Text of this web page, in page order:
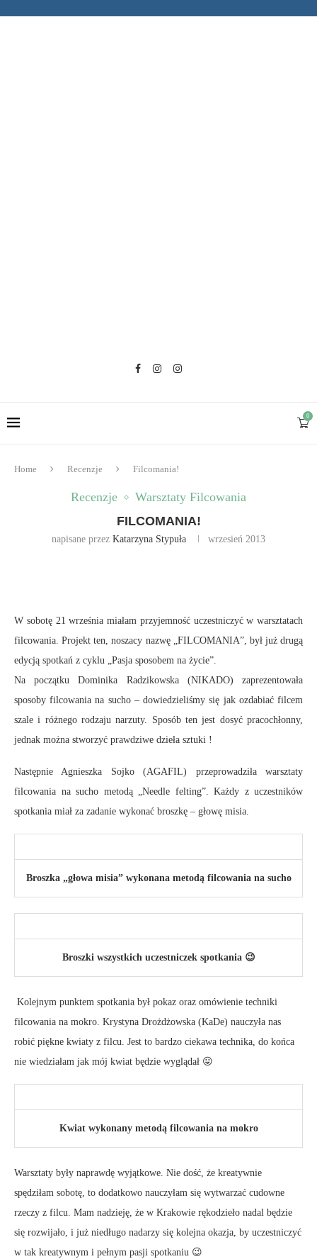
0
Home Recenzje Filcomania!
Recenzje
Warsztaty Filcowania
FILCOMANIA!
napisane przez Katarzyna Stypuła wrzesień 2013
W sobotę 21 września miałam przyjemność uczestniczyć w warsztatach
filcowania. Projekt ten, noszacy nazwę „FILCOMANIA”, był już drugą
edycją spotkań z cyklu „Pasja sposobem na życie”.
Na początku Dominika Radzikowska (NIKADO) zaprezentowała
sposoby filcowania na sucho – dowiedzieliśmy się jak ozdabiać filcem
szale i różnego rodzaju narzuty. Sposób ten jest dosyć pracochłonny,
jednak można stworzyć prawdziwe dzieła sztuki !
Następnie Agnieszka Sojko (AGAFIL) przeprowadziła warsztaty
filcowania na sucho metodą „Needle felting”. Każdy z uczestników
spotkania miał za zadanie wykonać broszkę – głowę misia.
Broszka „głowa misia” wykonana metodą filcowania na sucho
Broszki wszystkich uczestniczek spotkania 😉
Kolejnym punktem spotkania był pokaz oraz omówienie techniki
filcowania na mokro. Krystyna Drożdżowska (KaDe) nauczyła nas
robić piękne kwiaty z filcu. Jest to bardzo ciekawa technika, do końca
nie wiedziałam jak mój kwiat będzie wyglądał 😛
Kwiat wykonany metodą filcowania na mokro
Warsztaty były naprawdę wyjątkowe. Nie dość, że kreatywnie
spędziłam sobotę, to dodatkowo nauczyłam się wytwarzać cudowne
rzeczy z filcu. Mam nadzieję, że w Krakowie rękodzieło nadal będzie
się rozwijało, i już niedługo nadarzy się kolejna okazja, by uczestniczyć
w tak kreatywnym i pełnym pasji spotkaniu 😉